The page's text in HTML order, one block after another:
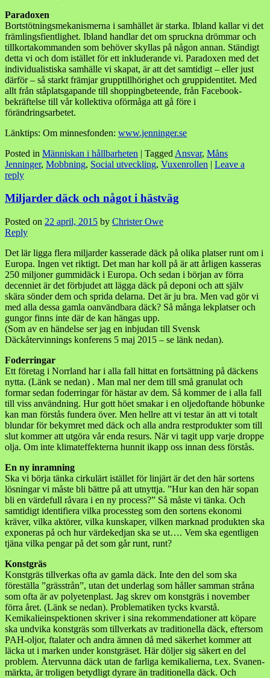
Paradoxen
Bortstötningsmekanismerna i samhället är starka. Ibland kallar vi det
främlingsfientlighet. Ibland handlar det om spruckna drömmar och
tillkortakommanden som behöver skyllas på någon annan. Ständigt
detta vi och dom istället för ett inkluderande vi. Paradoxen med det
individualistiska samhälle vi skapat, är att det samtidigt – eller just
därför – så starkt främjar grupptillhörighet och gruppidentitet. Med
allt från ståplatsgapande till shoppingbeteende, från Facebook-
bekräftelse till vår kollektiva oförmåga att gå före i
förändringsarbetet.
Länktips: Om minnesfonden: www.jenninger.se
Posted in Människan i hållbarheten | Tagged Ansvar, Måns
Jenninger, Mobbning, Social utveckling, Vuxenrollen | Leave a
reply
Miljarder däck och något i hästväg
Posted on 22 april, 2015 by Christer Owe
Reply
Det lär ligga flera miljarder kasserade däck på olika platser runt om i
Europa. Ingen vet riktigt. Det man har koll på är att årligen kasseras
250 miljoner gummidäck i Europa. Och sedan i början av förra
decenniet är det förbjudet att lägga däck på deponi och att själv
skära sönder dem och sprida delarna. Det är ju bra. Men vad gör vi
med alla dessa gamla oanvändbara däck? Så många lekplatser och
gungor finns inte där de kan hängas upp.
(Som av en händelse ser jag en inbjudan till Svensk
Däckåtervinnings konferens 5 maj 2015 – se länk nedan).
Foderringar
Ett företag i Norrland har i alla fall hittat en fortsättning på däckens
nytta. (Länk se nedan) . Man mal ner dem till små granulat och
formar sedan foderringar för hästar av dem. Så kommer de i alla fall
till viss användning. Hur gott höet smakar i en oljedoftande höbunke
kan man förstås fundera över. Men hellre att vi testar än att vi totalt
blundar för bekymret med däck och alla andra restprodukter som till
slut kommer att utgöra vår enda resurs. När vi tagit upp varje droppe
olja. Om inte klimateffekterna hunnit ikapp oss innan dess förstås.
En ny inramning
Ska vi börja tänka cirkulärt istället för linjärt är det den här sortens
lösningar vi måste bli bättre på att utnyttja. ”Hur kan den här sopan
bli en värdefull råvara i en ny process?” Så måste vi tänka. Och
samtidigt identifiera vilka processteg som den sortens ekonomi
kräver, vilka aktörer, vilka kunskaper, vilken marknad produkten ska
exponeras på och hur värdekedjan ska se ut…. Vem ska egentligen
tjäna vilka pengar på det som går runt, runt?
Konstgräs
Konstgräs tillverkas ofta av gamla däck. Inte den del som ska
föreställa ”grässtrån”, utan det underlag som håller samman stråna
som ofta är av polyetenplast. Jag skrev om konstgräs i november
förra året. (Länk se nedan). Problematiken tycks kvarstå.
Kemikalieinspektionen skriver i sina rekommendationer att köpare
ska undvika konstgräs som tillverkats av traditionella däck, eftersom
PAH-oljor, ftalater och andra ämnen då med säkerhet kommer att
läcka ut i marken under konstgräset. Här döljer sig säkert en del
problem. Återvunna däck utan de farliga kemikalierna, t.ex. Svanen-
märkta, är troligen betydligt dyrare än traditionella däck. Och